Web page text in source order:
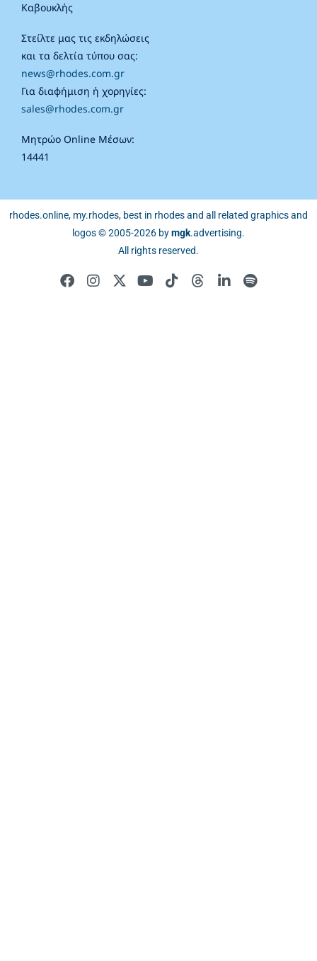
Καβουκλής
Στείλτε μας τις εκδηλώσεις
και τα δελτία τύπου σας:
news@rhodes.com.gr
Για διαφήμιση ή χορηγίες:
sales@rhodes.com.gr
Μητρώο Online Μέσων:
14441
rhodes.online, my.rhodes, best in rhodes and all related graphics and
logos © 2005-2026 bymgk.advertising.
All rights reserved.